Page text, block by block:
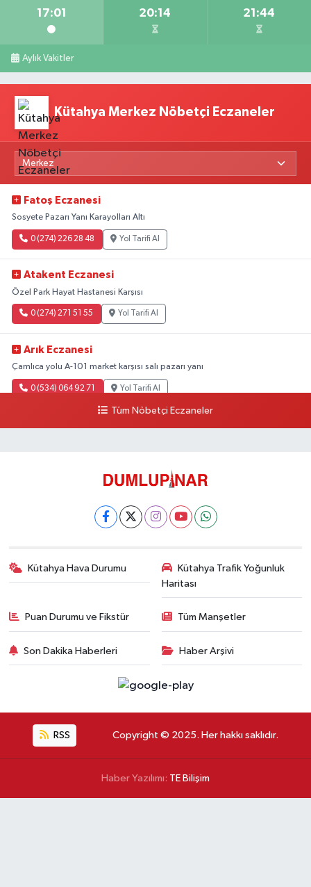
17:01 20:14 21:44
Aylık Vakitler
Kütahya Merkez Nöbetçi Eczaneler
Fatoş Eczanesi
Sosyete Pazarı Yanı Karayolları Altı
0 (274) 226 28 48 Yol Tarifi Al
Atakent Eczanesi
Özel Park Hayat Hastanesi Karşısı
0 (274) 271 51 55 Yol Tarifi Al
Arık Eczanesi
Çamlıca yolu A-101 market karşısı salı pazarı yanı
0 (534) 064 92 71 Yol Tarifi Al
Tüm Nöbetçi Eczaneler
Kütahya Hava Durumu
Kütahya Trafik Yoğunluk
Haritası
Puan Durumu ve Fikstür Tüm Manşetler
Son Dakika Haberleri Haber Arşivi
RSS Copyright © 2025. Her hakkı saklıdır.
Haber Yazılımı: TE Bilişim